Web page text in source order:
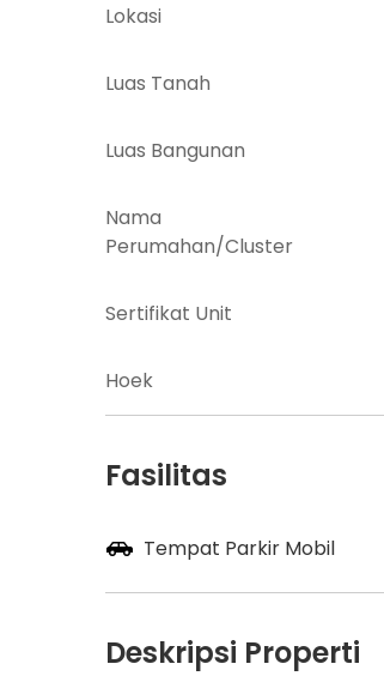
Lokasi
Luas Tanah
Luas Bangunan
Nama
Perumahan/Cluster
Sertifikat Unit
Hoek
Fasilitas
Tempat Parkir Mobil
Deskripsi Properti